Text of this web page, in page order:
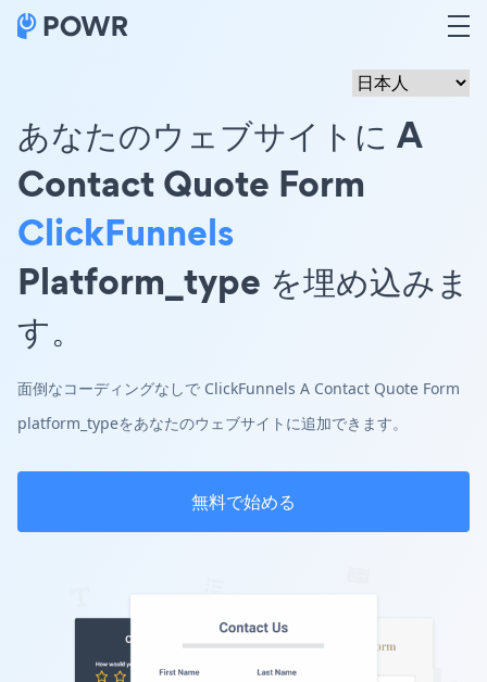
あなたのウェブサイトに A
Contact Quote Form
ClickFunnels
Platform_type を埋め込みま
す。
面倒なコーディングなしで ClickFunnels A Contact Quote Form
platform_typeをあなたのウェブサイトに追加できます。
無料で始める